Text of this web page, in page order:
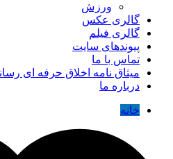
ورزش
گالری عکس
گالری فیلم
پیوندهای سایت
تماس با ما
میثاق نامه اخلاق حرفه ای
درباره ما
خانه